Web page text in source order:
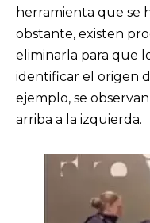
herramienta que se
obstante, existen
eliminarla para que
identificar el origen
ejemplo, se
arriba a la izquierda.